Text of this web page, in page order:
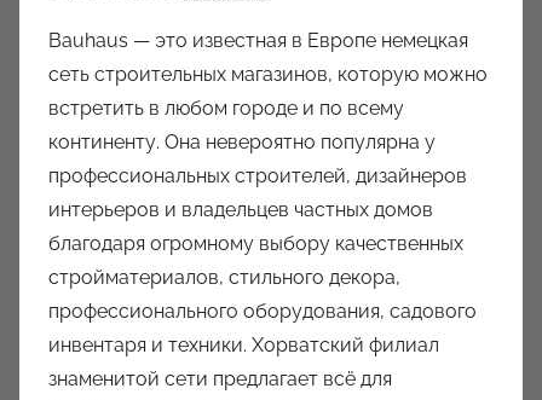
т
о
р
о
м
a
u
k
c
Bauhaus — это известная в Европе немецкая
сеть строительных магазинов, которую можно
встретить в любом городе и по всему
континенту. Она невероятно популярна у
профессиональных строителей, дизайнеров
интерьеров и владельцев частных домов
благодаря огромному выбору качественных
стройматериалов, стильного декора,
профессионального оборудования, садового
инвентаря и техники. Хорватский филиал
знаменитой сети предлагает всё для